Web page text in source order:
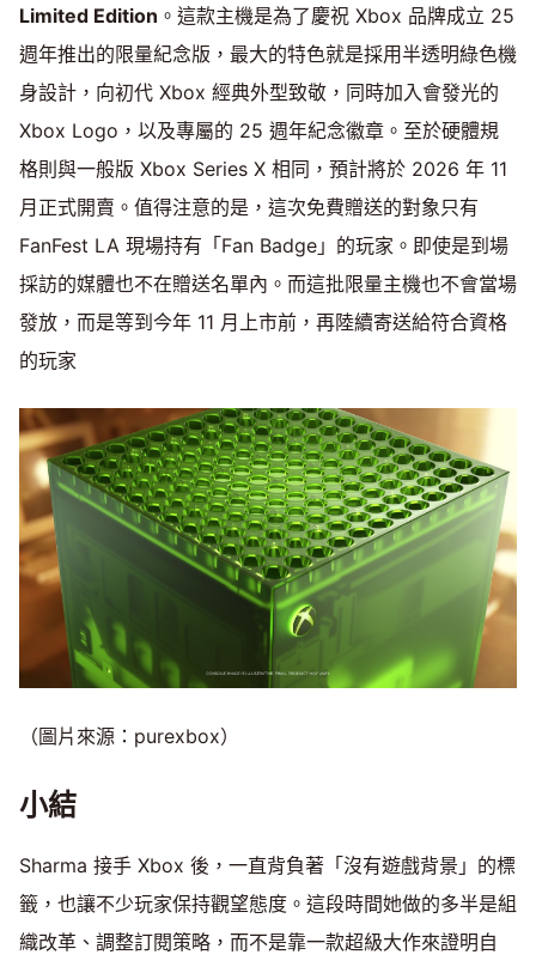
Limited Edition 。這款主機是為了慶祝 Xbox 品牌成立 25
週年推出的限量紀念版，最大的特色就是採用半透明綠色機
身設計，向初代 Xbox 經典外型致敬，同時加入會發光的
Xbox Logo，以及專屬的 25 週年紀念徽章。至於硬體規
格則與一般版 Xbox Series X 相同，預計將於 2026 年 11
月正式開賣。值得注意的是，這次免費贈送的對象只有
FanFest LA 現場持有「Fan Badge」的玩家。即使是到場
採訪的媒體也不在贈送名單內。而這批限量主機也不會當場
發放，而是等到今年 11 月上市前，再陸續寄送給符合資格
的玩家
（圖片來源：purexbox）
小結
Sharma 接手 Xbox 後，一直背負著「沒有遊戲背景」的標
籤，也讓不少玩家保持觀望態度。這段時間她做的多半是組
織改革、調整訂閱策略，而不是靠一款超級大作來證明自